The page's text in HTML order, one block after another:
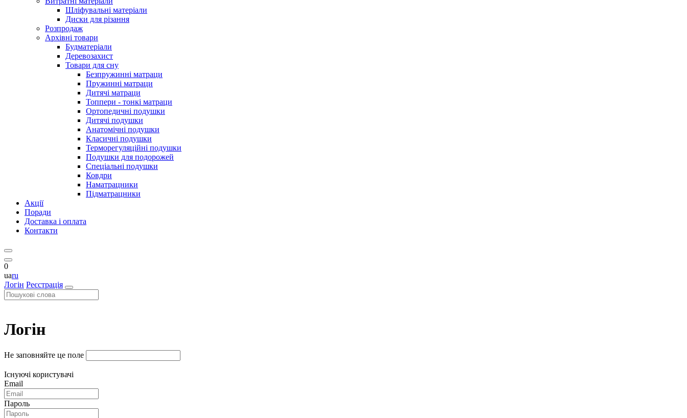
Шліфувальні матеріали
Диски для різання
Розпродаж
Архівні товари
Будматеріали
Деревозахист
Товари для сну
Безпружинні матраци
Пружинні матраци
Дитячі матраци
Топпери - тонкі матраци
Ортопедичні подушки
Дитячі подушки
Анатомічні подушки
Класичні подушки
Терморегуляційні подушки
Подушки для подорожей
Спеціальні подушки
Ковдри
Наматрацники
Підматрацники
Акції
Поради
Доставка і оплата
Контакти
0
uaru
Логін Реєстрація
Логін
Не заповняйте це поле
Існуючі користувачі
Email
Пароль